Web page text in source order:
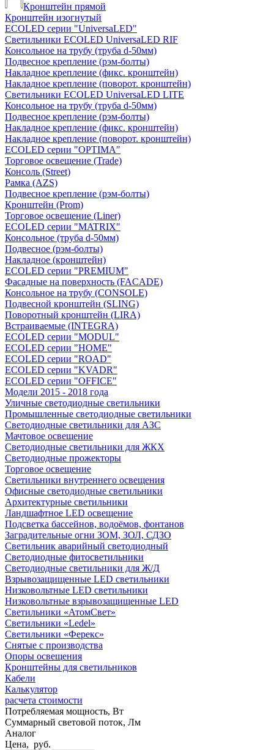
Кронштейн прямой
Кронштейн изогнутый
ECOLED серии "UniversaLED"
Светильники ECOLED UniversaLED RIF
Консольное на трубу (труба d-50мм)
Подвесное крепление (рэм-болты)
Накладное крепление (фикс. кронштейн)
Накладное крепление (поворот. кронштейн)
Светильники ECOLED UniversaLED LITE
Консольное на трубу (труба d-50мм)
Подвесное крепление (рэм-болты)
Накладное крепление (фикс. кронштейн)
Накладное крепление (поворот. кронштейн)
ECOLED серии "OPTIMA"
Торговое освещение (Trade)
Консоль (Street)
Рамка (AZS)
Подвесное крепление (рэм-болты)
Кронштейн (Prom)
Торговое освещение (Liner)
ECOLED серии "MATRIX"
Консольное (труба d-50мм)
Подвесное (рэм-болты)
Накладное (кронштейн)
ECOLED серии "PREMIUM"
Фасадные на поверхность (FACADE)
Консольное на трубу (СONSOLЕ)
Подвесной кронштейн (SLING)
Поворотный кронштейн (LIRA)
Встраиваемые (INTEGRA)
ECOLED серии "MODUL"
ECOLED серии "HOME"
ECOLED серии "ROAD"
ECOLED серии "KVADR"
ECOLED серии "OFFICE"
Модели 2015 - 2018 года
Уличные светодиодные светильники
Промышленные светодиодные светильники
Светодиодные светильники для АЗС
Мачтовое освещение
Светодиодные светильники для ЖКХ
Светодиодные прожекторы
Торговое освещение
Светильники внутреннего освещения
Офисные светодиодные светильники
Архитектурные светильники
Ландшафтное LED освещение
Подсветка бассейнов, водоёмов, фонтанов
Заградительные огни ЗОМ, ЗОЛ, СДЗО
Светильник аварийный светодиодный
Светодиодные фитосветильники
Светодиодные светильники для Ж/Д
Взрывозащищенные LED светильники
Низковольтные LED светильники
Низковольтные взрывозащищенные LED
Светильники «АтомСвет»
Светильники «Ledel»
Светильники «Ферекс»
Снятые с производства
Опоры освещения
Кронштейны для светильников
Кабели
Калькулятор
расчета стоимости
Потребляемая мощность, Вт
Суммарный световой поток, Лм
Аналог
Цена, руб.